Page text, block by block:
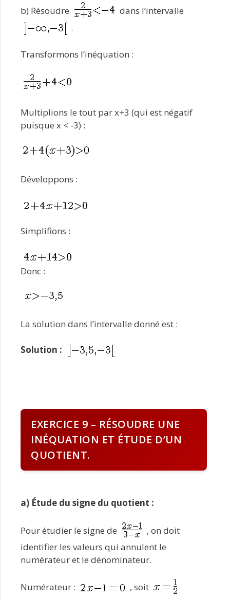
b) Résoudre
dans l’intervalle
.
Transformons l’inéquation :
Multiplions le tout par x+3 (qui est négatif
puisque x < -3) :
Développons :
Simplifions :
Donc :
La solution dans l’intervalle donné est :
Solution :
EXERCICE 9 – RÉSOUDRE UNE
INÉQUATION ET ÉTUDE D’UN
QUOTIENT.
a) Étude du signe du quotient :
Pour étudier le signe de
, on doit
identifier les valeurs qui annulent le
numérateur et le dénominateur.
Numérateur : , soit